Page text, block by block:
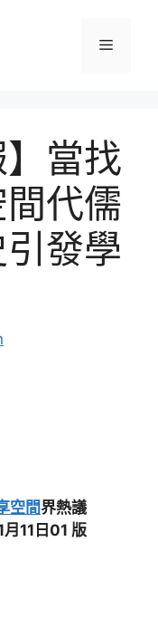
選
】當找
代儒
發學
空間界熱議
11日01 版